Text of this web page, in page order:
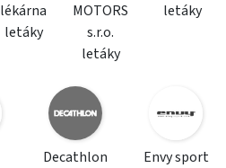
lékárna
letáky
MOTORS
s.r.o.
letáky
letáky
Decathlon
Envy sport